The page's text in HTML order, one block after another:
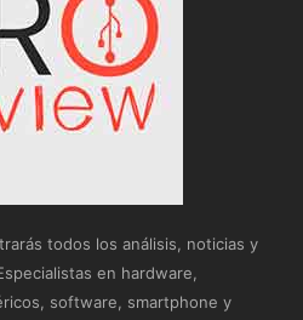
todos los análisis, noticias y
en hardware,
software, smartphone y